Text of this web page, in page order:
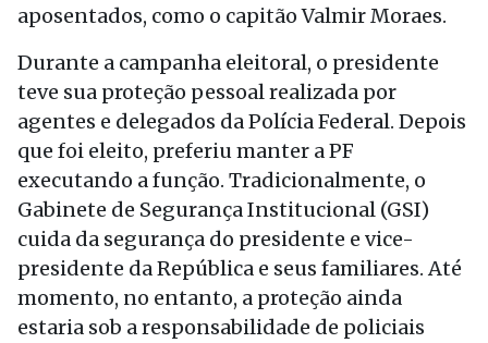
aposentados, como o capitão Valmir Moraes.
Durante a campanha eleitoral, o presidente
teve sua proteção pessoal realizada por
agentes e delegados da Polícia Federal. Depois
que foi eleito, preferiu manter a PF
executando a função. Tradicionalmente, o
Gabinete de Segurança Institucional (GSI)
cuida da segurança do presidente e vice-
presidente da República e seus familiares. Até
momento, no entanto, a proteção ainda
estaria sob a responsabilidade de policiais